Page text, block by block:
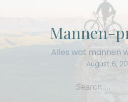
Mannen-
Alles wat mannen
August 6,
Search